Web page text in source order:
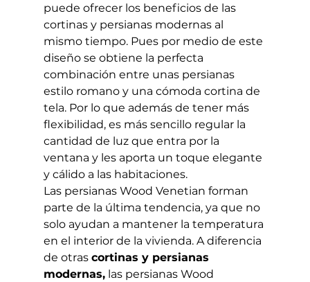
puede ofrecer los beneficios de las
cortinas y persianas modernas al
mismo tiempo. Pues por medio de este
diseño se obtiene la perfecta
combinación entre unas persianas
estilo romano y una cómoda cortina de
tela. Por lo que además de tener más
flexibilidad, es más sencillo regular la
cantidad de luz que entra por la
ventana y les aporta un toque elegante
y cálido a las habitaciones.
Las persianas Wood Venetian forman
parte de la última tendencia, ya que no
solo ayudan a mantener la temperatura
en el interior de la vivienda. A diferencia
de otras cortinas y persianas
modernas, las persianas Wood